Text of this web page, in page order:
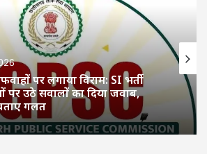
पर लगाया विराम: SI भर्ती
पर उठे सवालों का दिया जवाब,
गलत